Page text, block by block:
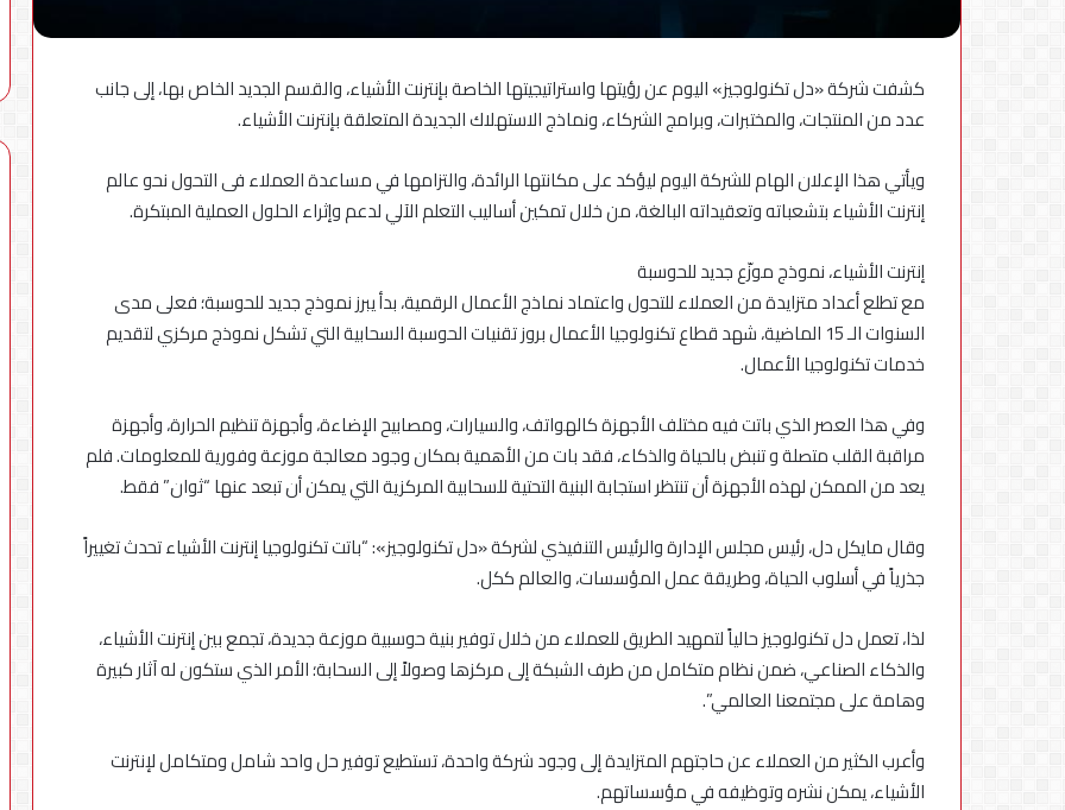
كشفت شركة «دل تكنولوجيز» اليوم عن رؤيتها واستراتيجيتها الخاصة بإنترنت الأشياء، والقسم الجديد الخاص بها، إلى جانب
عدد من المنتجات، والمختبرات، وبرامج الشركاء، ونماذج الاستهلاك الجديدة المتعلقة بإنترنت الأشياء.
ويأتي هذا الإعلان الهام للشركة اليوم ليؤكد على مكانتها الرائدة، والتزامها في مساعدة العملاء فى التحول نحو عالم
إنترنت الأشياء بتشعباته وتعقيداته البالغة، من خلال تمكين أساليب التعلم الآلي لدعم وإثراء الحلول العملية المبتكرة.
إنترنت الأشياء، نموذج موزّع جديد للحوسبة
مع تطلع أعداد متزايدة من العملاء للتحول واعتماد نماذج الأعمال الرقمية، بدأ يبرز نموذج جديد للحوسبة؛ فعلى مدى
السنوات الـ 15 الماضية، شهد قطاع تكنولوجيا الأعمال بروز تقنيات الحوسبة السحابية التي تشكل نموذج مركزي لتقديم
خدمات تكنولوجيا الأعمال.
وفي هذا العصر الذي باتت فيه مختلف الأجهزة كالهواتف، والسيارات، ومصابيح الإضاءة، وأجهزة تنظيم الحرارة، وأجهزة
مراقبة القلب متصلة و تنبض بالحياة والذكاء، فقد بات من الأهمية بمكان وجود معالجة موزعة وفورية للمعلومات. فلم
يعد من الممكن لهذه الأجهزة أن تنتظر استجابة البنية التحتية للسحابية المركزية التي يمكن أن تبعد عنها “ثوان” فقط.
وقال مايكل دل، رئيس مجلس الإدارة والرئيس التنفيذي لشركة «دل تكنولوجيز»: “باتت تكنولوجيا إنترنت الأشياء تحدث تغييراً
جذرياً في أسلوب الحياة، وطريقة عمل المؤسسات، والعالم ككل.
لذا، تعمل دل تكنولوجيز حالياً لتمهيد الطريق للعملاء من خلال توفير بنية حوسبية موزعة جديدة، تجمع بين إنترنت الأشياء،
والذكاء الصناعي، ضمن نظام متكامل من طرف الشبكة إلى مركزها وصولاً إلى السحابة؛ الأمر الذي ستكون له آثار كبيرة
وهامة على مجتمعنا العالمي”.
وأعرب الكثير من العملاء عن حاجتهم المتزايدة إلى وجود شركة واحدة، تستطيع توفير حل واحد شامل ومتكامل لإنترنت
الأشياء، يمكن نشره وتوظيفه في مؤسساتهم.
عبر
My
NTRA
مؤقت
لحين
التحديثات
استكمال التحديثات
دونالمواطنين دون علمهم